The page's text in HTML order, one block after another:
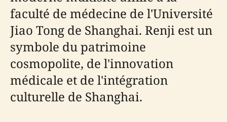
faculté de médecine de l'Université
Jiao Tong de Shanghai. Renji est un
symbole du patrimoine
cosmopolite, de l'innovation
médicale et de l'intégration
culturelle de Shanghai.